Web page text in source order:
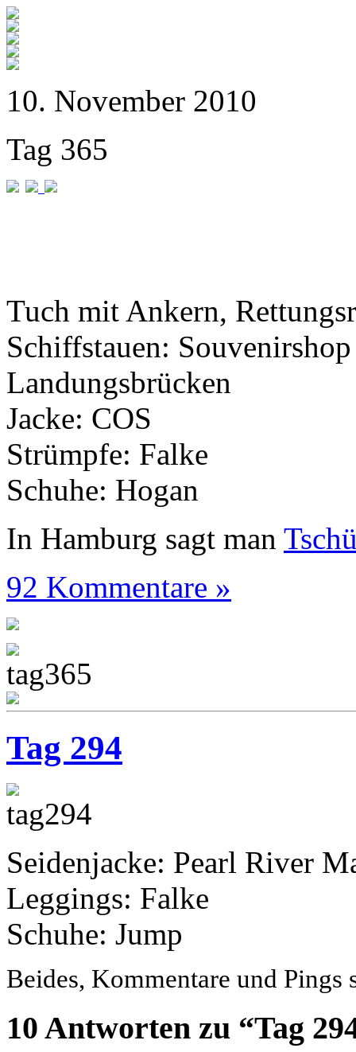
10. November 2010
Tag 365
Tuch mit Ankern,
Schiffstauen:
Landungsbrücken
Jacke: COS
Strümpfe: Falke
Schuhe: Hogan
In Hamburg sagt man
92 Kommentare »
Tag 294
Seidenjacke: Pearl River
Leggings: Falke
Schuhe: Jump
Beides, Kommentare und Pings
10 Antworten zu “Tag